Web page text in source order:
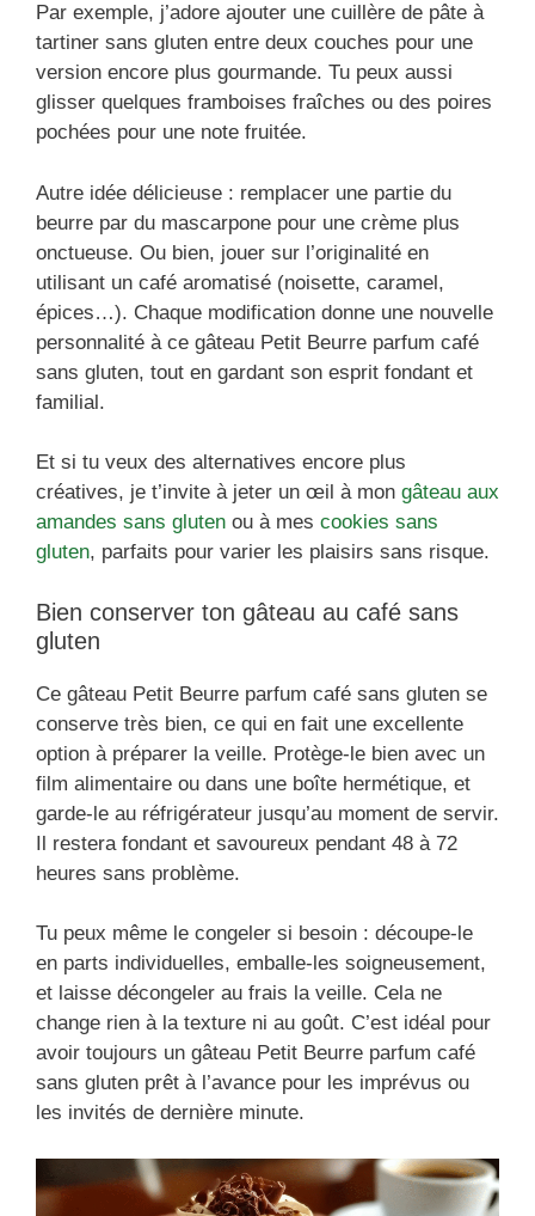
Par exemple, j’adore ajouter une cuillère de pâte à
tartiner sans gluten entre deux couches pour une
version encore plus gourmande. Tu peux aussi
glisser quelques framboises fraîches ou des poires
pochées pour une note fruitée.
Autre idée délicieuse : remplacer une partie du
beurre par du mascarpone pour une crème plus
onctueuse. Ou bien, jouer sur l’originalité en
utilisant un café aromatisé (noisette, caramel,
épices…). Chaque modification donne une nouvelle
personnalité à ce gâteau Petit Beurre parfum café
sans gluten, tout en gardant son esprit fondant et
familial.
Et si tu veux des alternatives encore plus
créatives, je t’invite à jeter un œil à mon gâteau aux
amandes sans gluten ou à mes cookies sans
gluten, parfaits pour varier les plaisirs sans risque.
Bien conserver ton gâteau au café sans
gluten
Ce gâteau Petit Beurre parfum café sans gluten se
conserve très bien, ce qui en fait une excellente
option à préparer la veille. Protège-le bien avec un
film alimentaire ou dans une boîte hermétique, et
garde-le au réfrigérateur jusqu’au moment de servir.
Il restera fondant et savoureux pendant 48 à 72
heures sans problème.
Tu peux même le congeler si besoin : découpe-le
en parts individuelles, emballe-les soigneusement,
et laisse décongeler au frais la veille. Cela ne
change rien à la texture ni au goût. C’est idéal pour
avoir toujours un gâteau Petit Beurre parfum café
sans gluten prêt à l’avance pour les imprévus ou
les invités de dernière minute.